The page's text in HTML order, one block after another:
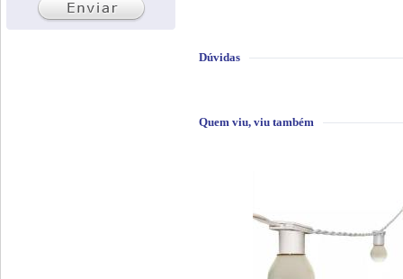
Dúvidas
Quem viu, viu também